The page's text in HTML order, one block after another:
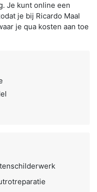
Je kunt online een
je bij Ricardo Maal
je qua kosten aan toe